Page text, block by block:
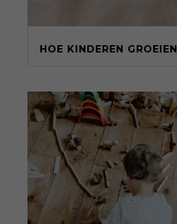
HOE KINDEREN GROEIEN